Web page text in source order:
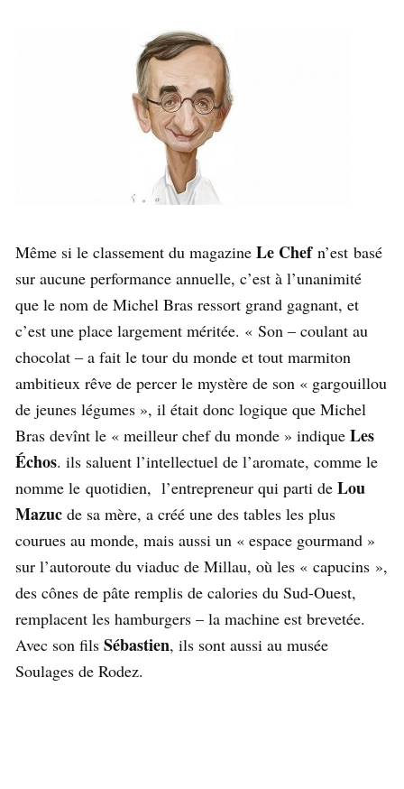
Même si le classement du magazine Le Chefn’est basé
sur aucune performance annuelle, c’est à l’unanimité
que le nom de Michel Bras ressort grand gagnant, et
c’est une place largement méritée. « Son – coulant au
chocolat – a fait le tour du monde et tout marmiton
ambitieux rêve de percer le mystère de son « gargouillou
de jeunes légumes », il était donc logique que Michel
Bras devînt le « meilleur chef du monde » indique Les
Échos. ils saluent l’intellectuel de l’aromate, comme le
nomme le quotidien, l’entrepreneur qui parti de Lou
Mazuc de sa mère, a créé une des tables les plus
courues au monde, mais aussi un « espace gourmand »
sur l’autoroute du viaduc de Millau, où les « capucins »,
des cônes de pâte remplis de calories du Sud-Ouest,
remplacent les hamburgers – la machine est brevetée.
Avec son fils Sébastien, ils sont aussi au musée
Soulages de Rodez.